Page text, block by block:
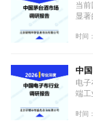
当
显
道
业。
时间
中
电
端工
生
时间